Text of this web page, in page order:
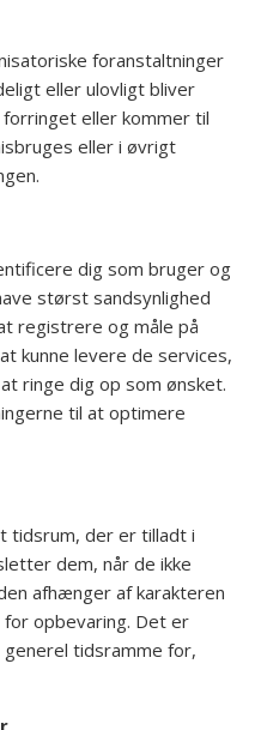
foranstaltninger
eller ulovligt bliver
eller kommer til
eller i øvrigt
dig som bruger og
størst sandsynlighed
registrere og måle på
kunne levere de services,
ringe dig op som ønsket.
til at optimere
tidsrum, der er tilladt i
dem, når de ikke
afhænger af karakteren
for opbevaring. Det er
tidsramme for,